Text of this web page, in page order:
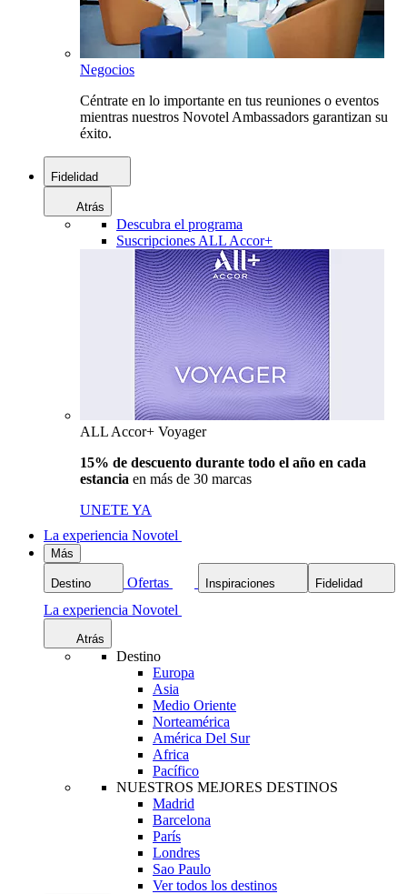
Negocios
Céntrate en lo importante en tus reuniones o eventos
mientras nuestros Novotel Ambassadors garantizan su
éxito.
Fidelidad
Atrás
Descubra el programa
Suscripciones ALL Accor+
ALL Accor+ Voyager
15% de descuento durante todo el año en cada
estancia en más de 30 marcas
UNETE YA
La experiencia Novotel
Más
Destino Ofertas Inspiraciones Fidelidad
La experiencia Novotel
Atrás
Destino
Europa
Asia
Medio Oriente
Norteamérica
América Del Sur
Africa
Pacífico
NUESTROS MEJORES DESTINOS
Madrid
Barcelona
París
Londres
Sao Paulo
Ver todos los destinos